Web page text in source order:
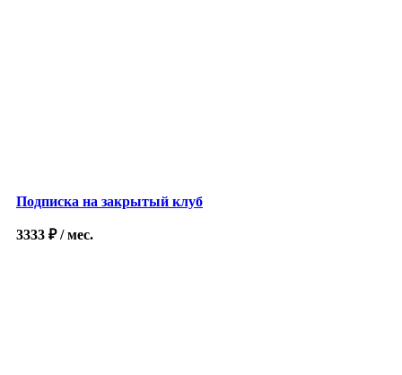
Подписка на закрытый клуб
3333 ₽ / мес.